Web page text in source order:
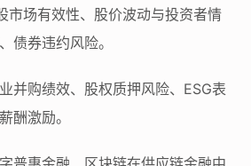
市场有效性、股价波动与投资者情
债券违约风险。
并购绩效、股权质押风险、ESG表
酬激励。